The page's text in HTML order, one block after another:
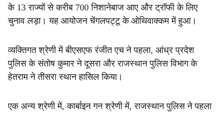
के 13 राज्यों से करीब 700 निशानेबाज आए और ट्रॉफी के लिए
चुनाव लड़ा। यह आयोजन चेंगलपट्टू के ओथिवाक्कम में हुआ।
व्यक्तिगत श्रेणी में बीएसएफ रंजीत एच ने पहला, आंध्र प्रदेश
पुलिस के संतोष कुमार ने दूसरा और राजस्थान पुलिस विभाग के
हेतराम ने तीसरा स्थान हासिल किया।
एक अन्य श्रेणी में, कार्बाइन गन श्रेणी में, राजस्थान पुलिस ने पहला